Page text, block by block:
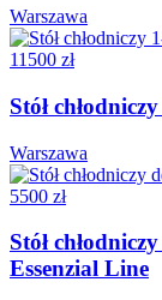
Warszawa
11500 zł
Stół
Warszawa
5500 zł
Stół
Essenzial Line